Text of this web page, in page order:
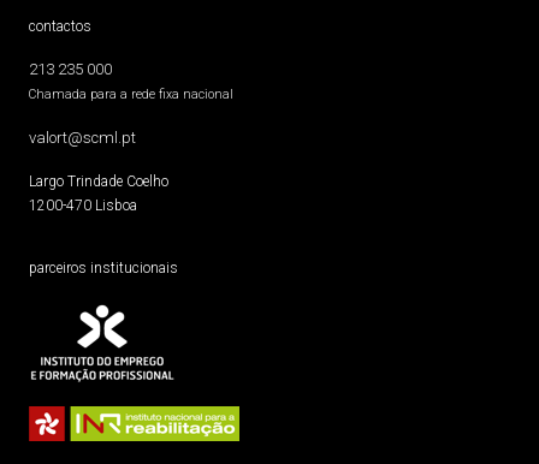
contactos
213 235 000
Chamada para a rede fixa nacional
valort@scml.pt
Largo Trindade Coelho
1200-470 Lisboa
parceiros institucionais